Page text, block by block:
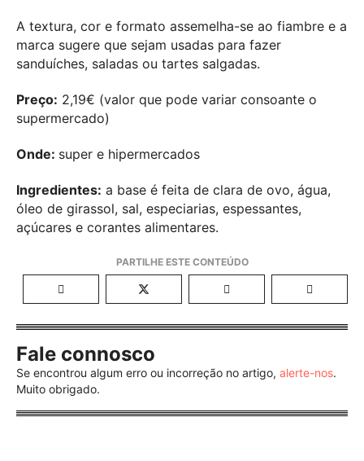
A textura, cor e formato assemelha-se ao fiambre e a
marca sugere que sejam usadas para fazer
sanduíches, saladas ou tartes salgadas.
Preço: 2,19€ (valor que pode variar consoante o
supermercado)
Onde: super e hipermercados
Ingredientes: a base é feita de clara de ovo, água,
óleo de girassol, sal, especiarias, espessantes,
açúcares e corantes alimentares.
Fale connosco
Se encontrou algum erro ou incorreção no artigo, alerte-nos.
Muito obrigado.